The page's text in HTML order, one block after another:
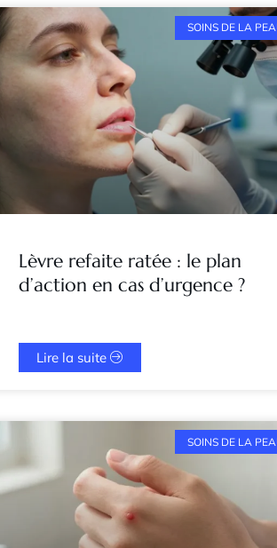
SOINS DE LA
Lèvre refaite ratée : le plan
d’action en cas d’urgence ?
Lire la suite
SOINS DE LA